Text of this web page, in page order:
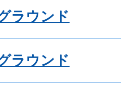
ラウンド
ラウンド